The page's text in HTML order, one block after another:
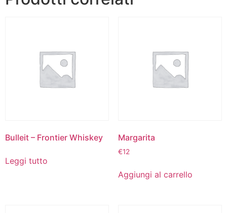
Bulleit – Frontier Whiskey
Leggi tutto
Margarita
€12
Aggiungi al carrello